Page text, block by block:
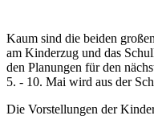
Kaum sind die beiden
am Kinderzug und das
den Planungen für den
5. - 10. Mai wird aus der
Die Vorstellungen der